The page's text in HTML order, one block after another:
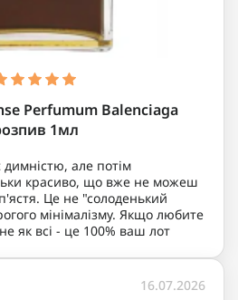
Perfumum Balenciaga
1мл
димністю, але потім
красиво, що вже не можеш
Це не "солоденький
мінімалізму. Якщо любите
як всі - це 100% ваш лот
16.07.2026